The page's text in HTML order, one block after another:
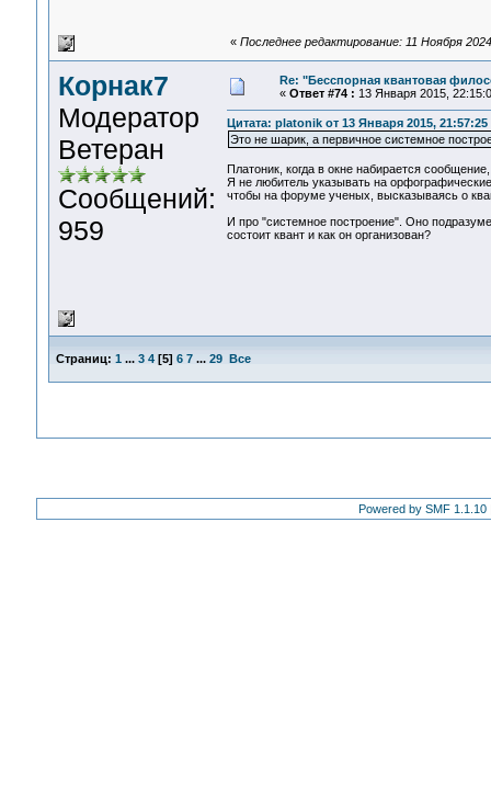
« Последнее редактирование: 11 Ноября
Корнак7
Модератор
Ветеран
Сообщений:
959
Re: "Бесспорная квантовая
« Ответ #74 : 13 Января 2015,
Цитата: platonik от 13 Января 2015, 21:57:25
Это не шарик, а первичное системное
Платоник, когда в окне набирается
Я не любитель указывать на
чтобы на форуме ученых, высказываясь о
И про "системное построение". Оно
состоит квант и как он организован?
Страниц: 1 ... 3 4[5] 6 7 ... 29 Все
Powered by SMF 1.1.10